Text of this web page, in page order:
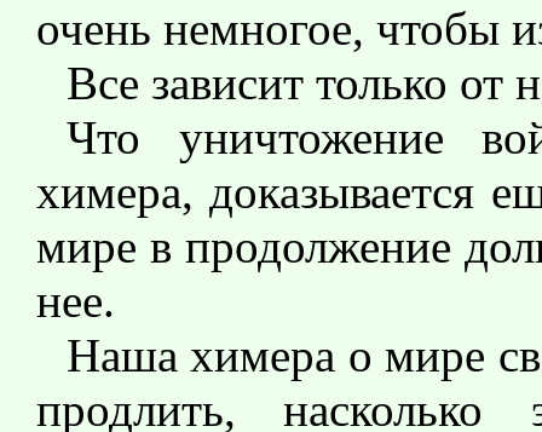
очень немногое, чтобы
Все зависит только от
Что уничтожение
химера, доказывается
мире в продолжение
нее.
Наша химера о мире
продлить,